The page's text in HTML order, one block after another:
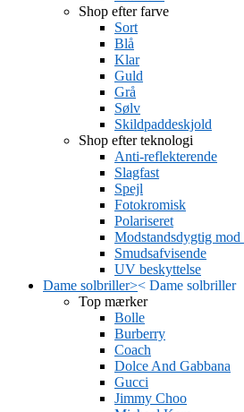
Shop efter farve
Sort
Blå
Klar
Guld
Grå
Sølv
Skildpaddeskjold
Shop efter teknologi
Anti-reflekterende
Slagfast
Spejl
Fotokromisk
Polariseret
Modstandsdygtig mod
Smudsafvisende
UV beskyttelse
Dame solbriller>< Dame solbriller
Top mærker
Bolle
Burberry
Coach
Dolce And Gabbana
Gucci
Jimmy Choo